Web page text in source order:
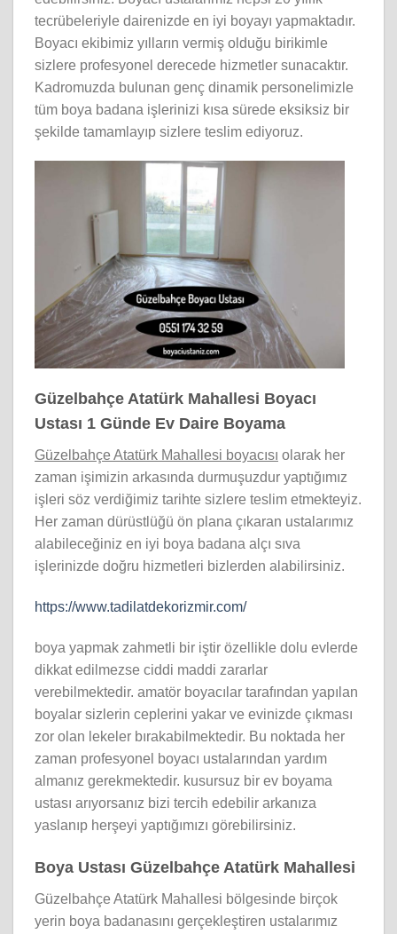
tecrübeleriyle dairenizde en iyi boyayı yapmaktadır.
Boyacı ekibimiz yılların vermiş olduğu birikimle
sizlere profesyonel derecede hizmetler sunacaktır.
Kadromuzda bulunan genç dinamik personelimizle
tüm boya badana işlerinizi kısa sürede eksiksiz bir
şekilde tamamlayıp sizlere teslim ediyoruz.
Güzelbahçe Atatürk Mahallesi Boyacı
Ustası 1 Günde Ev Daire Boyama
Güzelbahçe Atatürk Mahallesi boyacısı olarak her
zaman işimizin arkasında durmuşuzdur yaptığımız
işleri söz verdiğimiz tarihte sizlere teslim etmekteyiz.
Her zaman dürüstlüğü ön plana çıkaran ustalarımız
alabileceğiniz en iyi boya badana alçı sıva
işlerinizde doğru hizmetleri bizlerden alabilirsiniz.
https://www.tadilatdekorizmir.com/
boya yapmak zahmetli bir iştir özellikle dolu evlerde
dikkat edilmezse ciddi maddi zararlar
verebilmektedir. amatör boyacılar tarafından yapılan
boyalar sizlerin ceplerini yakar ve evinizde çıkması
zor olan lekeler bırakabilmektedir. Bu noktada her
zaman profesyonel boyacı ustalarından yardım
almanız gerekmektedir. kusursuz bir ev boyama
ustası arıyorsanız bizi tercih edebilir arkanıza
yaslanıp herşeyi yaptığımızı görebilirsiniz.
Boya Ustası Güzelbahçe Atatürk Mahallesi
Güzelbahçe Atatürk Mahallesi bölgesinde birçok
yerin boya badanasını gerçekleştiren ustalarımız